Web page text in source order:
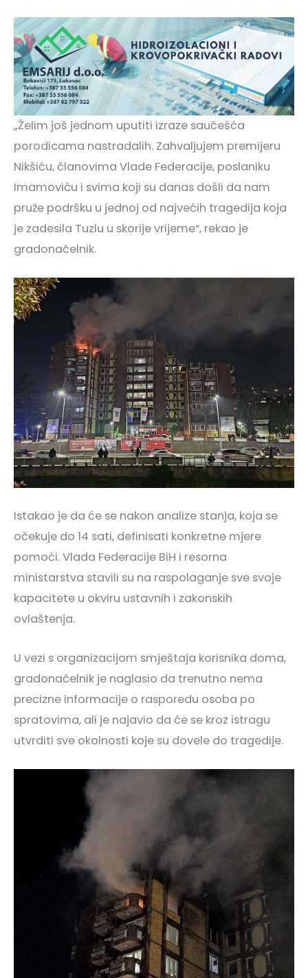
„Želim još jednom uputiti izraze saučešća
porodicama nastradalih. Zahvaljujem premijeru
Nikšiću, članovima Vlade Federacije, poslaniku
Imamoviću i svima koji su danas došli da nam
pruže podršku u jednoj od najvećih tragedija koja
je zadesila Tuzlu u skorije vrijeme“, rekao je
gradonačelnik.
Istakao je da će se nakon analize stanja, koja se
očekuje do 14 sati, definisati konkretne mjere
pomoći. Vlada Federacije BiH i resorna
ministarstva stavili su na raspolaganje sve svoje
kapacitete u okviru ustavnih i zakonskih
ovlaštenja.
U vezi s organizacijom smještaja korisnika doma,
gradonačelnik je naglasio da trenutno nema
precizne informacije o rasporedu osoba po
spratovima, ali je najavio da će se kroz istragu
utvrditi sve okolnosti koje su dovele do tragedije.